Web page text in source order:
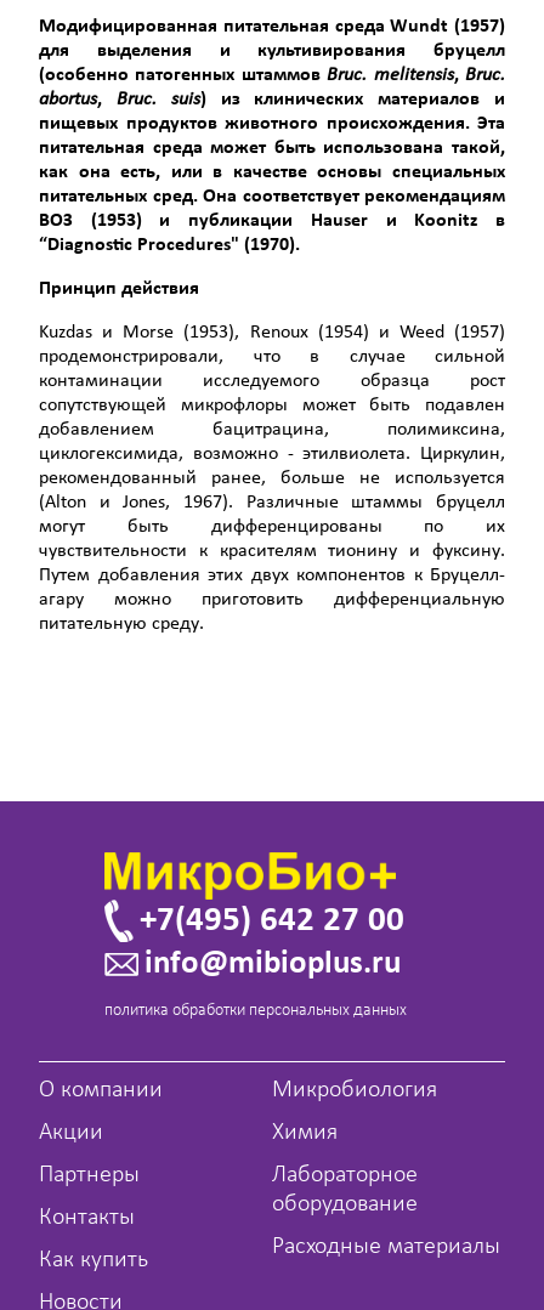
Модифицированная питательная средаWundt (1957)
для выделения и культивирования бруцелл
(особенно патогенных штаммовBruc. melitensis,Bruc.
abortus, Bruc. suis) из клинических материалов и
пищевых продуктов животного происхождения. Эта
питательная среда может быть использована такой,
как она есть, или в качестве основы специальных
питательных сред. Она соответствует рекомендациям
ВОЗ (1953) и публикации
Hauserи Koonitz в
“Diagnostic Procedures" (1970).
Принцип действия
Kuzdas и Morse (1953), Renoux (1954) и Weed (1957)
продемонстрировали, что в случае сильной
контаминации исследуемого образца рост
сопутствующей микрофлоры может быть подавлен
добавлением бацитрацина, полимиксина,
циклогексимида, возможно - этилвиолета. Циркулин,
рекомендованный ранее, больше не используется
(Alton и Jones, 1967). Различные штаммы бруцелл
могут быть дифференцированы по их
чувствительности к красителям тионину и фуксину.
Путем добавления этих двух компонентов к Бруцелл-
агару можно приготовить дифференциальную
питательную среду.
+7(495) 642 27 00
info@mibioplus.ru
политика обработки персональных данных
О компании
Акции
Партнеры
Контакты
Как купить
Новости
Микробиология
Химия
Лабораторное
оборудование
Расходные материалы